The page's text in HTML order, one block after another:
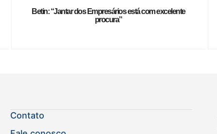
Betin: “Jantar dos Empresários está com excelente
procura”
Contato